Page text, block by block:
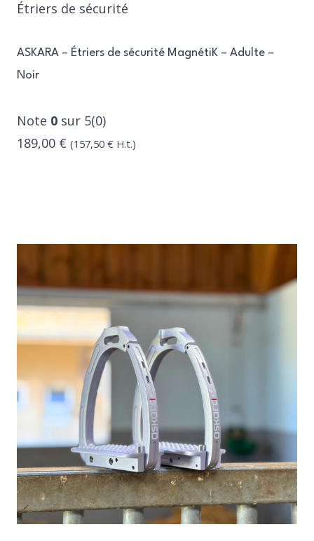
Étriers de sécurité
ASKARA – Étriers de sécurité MagnétiK – Adulte –
Noir
Note 0 sur 5(0)
189,00 € (157,50 € H.t.)